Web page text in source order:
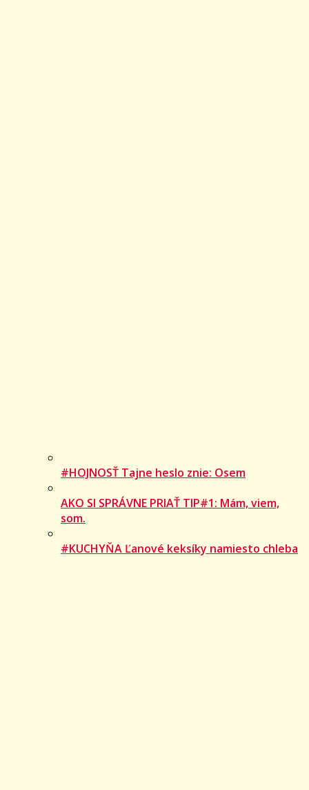
#HOJNOSŤ Tajne heslo znie: Osem
AKO SI SPRÁVNE PRIAŤ TIP#1: Mám, viem,
som.
#KUCHYŇA Ľanové keksíky namiesto chleba